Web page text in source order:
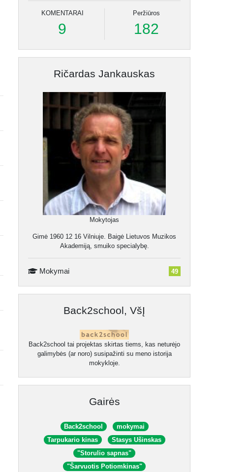
KOMENTARAI
9
Peržiūros
182
Ričardas Jankauskas
Mokytojas
Gimė 1960 12 16 Vilniuje. Baigė Lietuvos Muzikos
Akademiją, smuiko specialybę.
Mokymai 49
Back2school, VšĮ
Back2school tai projektas skirtas tiems, kas neturėjo
galimybės (ar noro) susipažinti su meno istorija
mokykloje.
Gairės
Back2school
mokymai
Tarpukario kinas
Stasys Ušinskas
"Storulio sapnas"
"Šarvuotis Potiomkinas"